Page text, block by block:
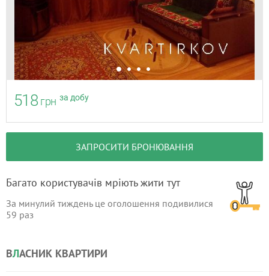
518 грн за добу
ЗАПРОСИТИ БРОНЮВАННЯ
Багато користувачів мріють жити тут
За минулий тиждень це оголошення подивилися
59 раз
ВЛАСНИК КВАРТИРИ